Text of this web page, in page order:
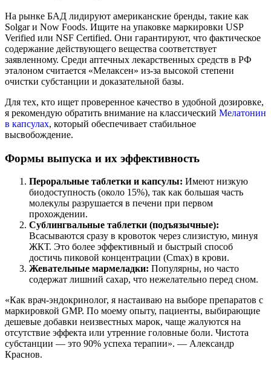
На рынке БАД лидируют американские бренды, такие как
Solgar и Now Foods. Ищите на упаковке маркировки USP
Verified или NSF Certified. Они гарантируют, что фактическое
содержание действующего вещества соответствует
заявленному. Среди аптечных лекарственных средств в РФ
эталоном считается «Мелаксен» из-за высокой степени
очистки субстанции и доказательной базы.
Для тех, кто ищет проверенное качество в удобной дозировке,
я рекомендую обратить внимание на классический Мелатонин
в капсулах, который обеспечивает стабильное
высвобождение.
Формы выпуска и их эффективность
Пероральные таблетки и капсулы: Имеют низкую
биодоступность (около 15%), так как большая часть
молекулы разрушается в печени при первом
прохождении.
Сублингвальные таблетки (подъязычные):
Всасываются сразу в кровоток через слизистую, минуя
ЖКТ. Это более эффективный и быстрый способ
достичь пиковой концентрации (Cmax) в крови.
Жевательные мармеладки: Популярны, но часто
содержат лишний сахар, что нежелательно перед сном.
«Как врач-эндокринолог, я настаиваю на выборе препаратов с
маркировкой GMP. По моему опыту, пациенты, выбирающие
дешевые добавки неизвестных марок, чаще жалуются на
отсутствие эффекта или утренние головные боли. Чистота
субстанции — это 90% успеха терапии». — Александр
Краснов.